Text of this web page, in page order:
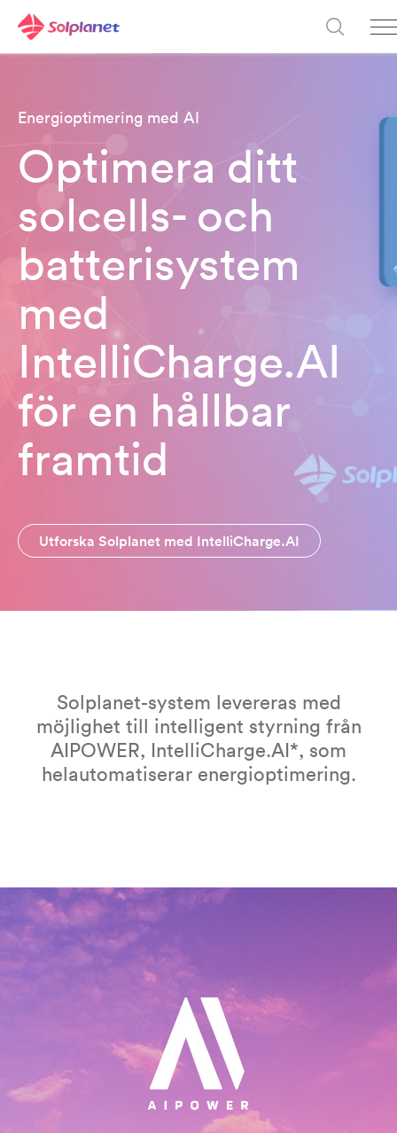
Energioptimering med AI
Optimera ditt
solcells- och
batterisystem
med
IntelliCharge.AI
för en hållbar
framtid
Utforska Solplanet med IntelliCharge.AI
Solplanet-system levereras med
möjlighet till intelligent styrning från
AIPOWER, IntelliCharge.AI*, som
helautomatiserar energioptimering.